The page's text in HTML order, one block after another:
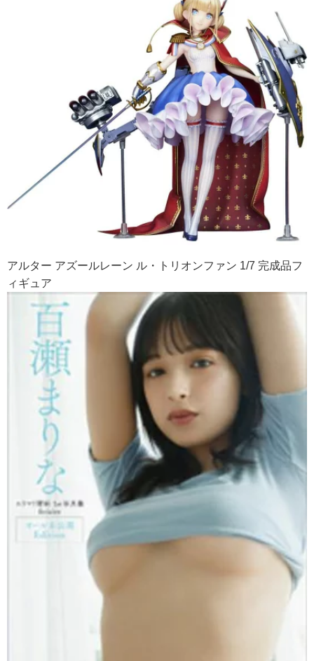
アルター アズールレーン ル・トリオンファン 1/7 完成品フ
ィギュア